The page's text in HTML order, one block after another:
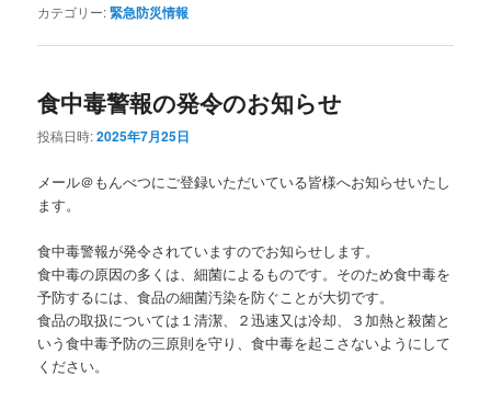
カテゴリー:緊急防災情報
食中毒警報の発令のお知らせ
投稿日時:2025年7月25日
メール＠もんべつにご登録いただいている皆様へお知らせいたし
ます。
食中毒警報が発令されていますのでお知らせします。
食中毒の原因の多くは、細菌によるものです。そのため食中毒を
予防するには、食品の細菌汚染を防ぐことが大切です。
食品の取扱については１清潔、２迅速又は冷却、３加熱と殺菌と
いう食中毒予防の三原則を守り、食中毒を起こさないようにして
ください。